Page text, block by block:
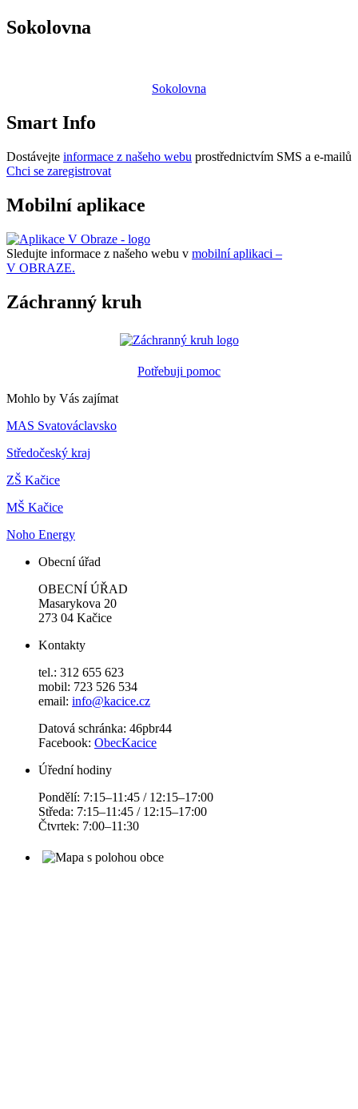
Sokolovna
Sokolovna
Smart Info
Dostávejte informace z našeho webu prostřednictvím SMS a e-mailů
Chci se zaregistrovat
Mobilní aplikace
Sledujte informace z našeho webu v mobilní aplikaci –
V OBRAZE.
Záchranný kruh
Potřebuji pomoc
Mohlo by Vás zajímat
MAS Svatováclavsko
Středočeský kraj
ZŠ Kačice
MŠ Kačice
Noho Energy
Obecní úřad
OBECNÍ ÚŘAD
Masarykova 20
273 04 Kačice
Kontakty
tel.: 312 655 623
mobil: 723 526 534
email: info@kacice.cz
Datová schránka: 46pbr44
Facebook: ObecKacice
Úřední hodiny
Pondělí: 7:15–11:45 / 12:15–17:00
Středa: 7:15–11:45 / 12:15–17:00
Čtvrtek: 7:00–11:30